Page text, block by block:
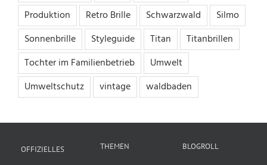
Produktion
Retro Brille Schwarzwald
Silmo
Sonnenbrille
Styleguide Titan
Titanbrillen
Tochter im Familienbetrieb
Umwelt
Umweltschutz
vintage waldbaden
OFFIZIELLES THEMEN BLOGROLL